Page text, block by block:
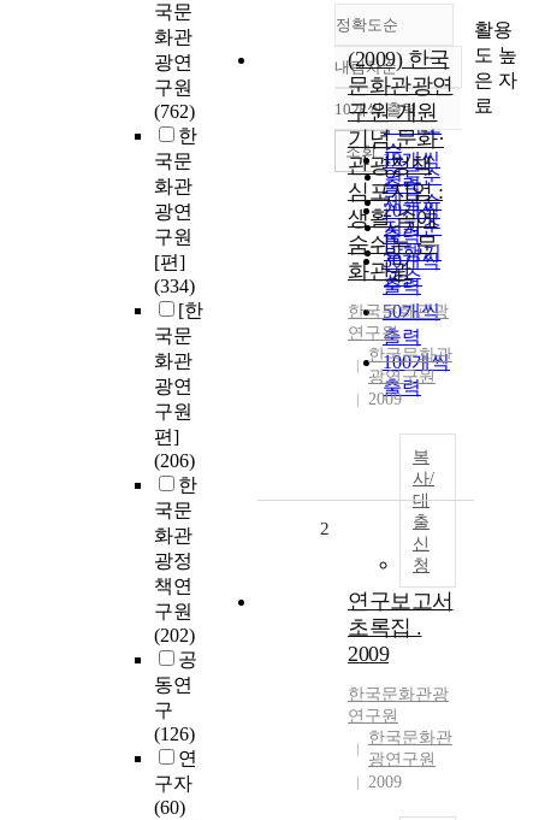
국문
화관
광연
구원
(762)
한
국문
화관
광연
구원
[편]
(334)
[한
국문
화관
광연
구원
편]
(206)
한
국문
화관
광정
책연
구원
(202)
공
동연
구
(126)
연
구자
(60)
정확도순
정확도
순
인기도
순
연도순
제목순
저자순
발행기
관순
내림차순
내림차순
10개씩 출력
10개씩
출력
20개씩
출력
30개씩
출력
50개씩
출력
100개씩
출력
조회
(2009) 한국
문화관광연
구원 개원
기념 문화·
관광정책
심포지엄 :
생활 속에
숨쉬는 문
화관광
한국문화관광
연구원
한국문화관
광연구원
2009
복
사/
대
출
신
청
2
연구보고서
초록집 .
2009
한국문화관광
연구원
한국문화관
광연구원
2009
활용
도 높
은 자
료